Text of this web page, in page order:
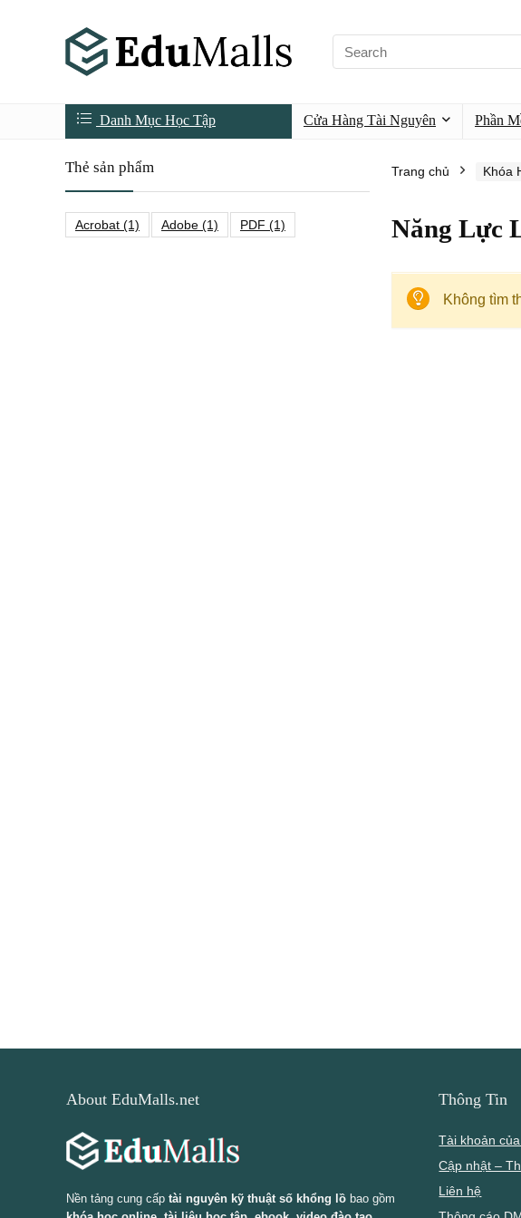
Danh Mục Học Tập Cửa Hàng Tài Nguyên Phần
Thẻ sản phẩm
Acrobat (1) Adobe (1) PDF (1)
Trang chủ Khóa
Năng Lực
Không tìm
About EduMalls.net
Nền tảng cung cấp tài nguyên kỹ thuật số khổng lồbao gồm
Thông Tin
Tài khoản
Cập nhật –
Liên hệ